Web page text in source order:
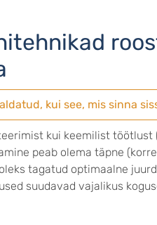
kui see, mis sinna
kui keemilist töötlust
peab olema täpne
tagatud optimaalne
suudavad vajalikus